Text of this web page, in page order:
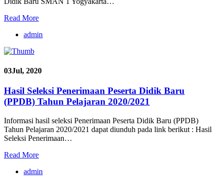
Read More
admin
03Jul, 2020
Hasil Seleksi Penerimaan Peserta Didik Baru
(PPDB) Tahun Pelajaran 2020/2021
Informasi hasil seleksi Penerimaan Peserta Didik Baru (PPDB)
Tahun Pelajaran 2020/2021 dapat diunduh pada link berikut : Hasil
Seleksi Penerimaan…
Read More
admin